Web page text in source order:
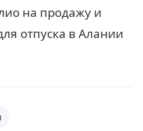
на продажу и
отпуска в Алании